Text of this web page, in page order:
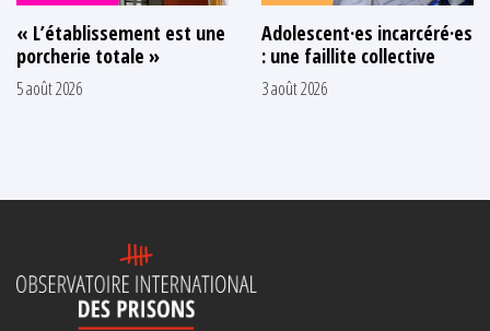
« L’établissement est une
porcherie totale »
5 août 2026
Adolescent·es incarcéré·es
: une faillite collective
3 août 2026